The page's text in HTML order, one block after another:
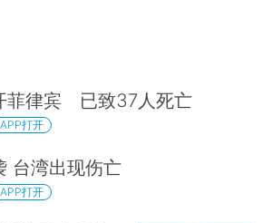
菲律宾 已致37人死亡
APP打开
台湾出现伤亡
APP打开